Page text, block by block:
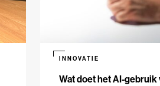
Wat doet het AI-
INNOVATIE